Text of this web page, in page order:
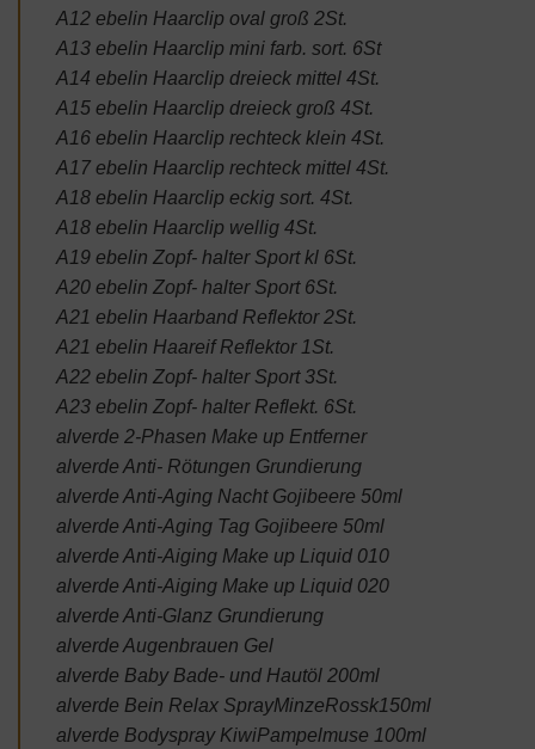
A12 ebelin Haarclip oval groß 2St.
A13 ebelin Haarclip mini farb. sort. 6St
A14 ebelin Haarclip dreieck mittel 4St.
A15 ebelin Haarclip dreieck groß 4St.
A16 ebelin Haarclip rechteck klein 4St.
A17 ebelin Haarclip rechteck mittel 4St.
A18 ebelin Haarclip eckig sort. 4St.
A18 ebelin Haarclip wellig 4St.
A19 ebelin Zopf- halter Sport kl 6St.
A20 ebelin Zopf- halter Sport 6St.
A21 ebelin Haarband Reflektor 2St.
A21 ebelin Haareif Reflektor 1St.
A22 ebelin Zopf- halter Sport 3St.
A23 ebelin Zopf- halter Reflekt. 6St.
alverde 2-Phasen Make up Entferner
alverde Anti- Rötungen Grundierung
alverde Anti-Aging Nacht Gojibeere 50ml
alverde Anti-Aging Tag Gojibeere 50ml
alverde Anti-Aiging Make up Liquid 010
alverde Anti-Aiging Make up Liquid 020
alverde Anti-Glanz Grundierung
alverde Augenbrauen Gel
alverde Baby Bade- und Hautöl 200ml
alverde Bein Relax SprayMinzeRossk150ml
alverde Bodyspray KiwiPampelmuse 100ml